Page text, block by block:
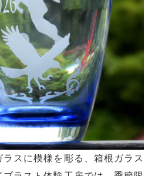
スに模様を彫る、箱根ガラス